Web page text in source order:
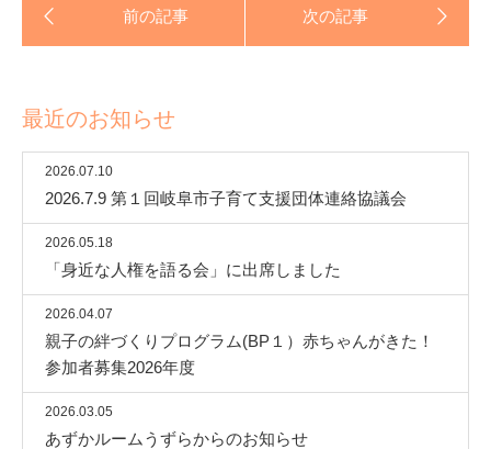
最近のお知らせ
2026.07.10
2026.7.9 第１回岐阜市子育て支援団体連絡協議会
2026.05.18
「身近な人権を語る会」に出席しました
2026.04.07
親子の絆づくりプログラム(BP１）赤ちゃんがきた！
参加者募集2026年度
2026.03.05
あずかルームうずらからのお知らせ